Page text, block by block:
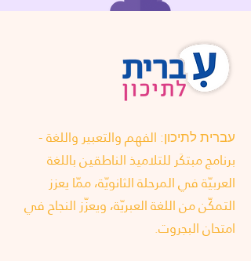
עברית לתיכון: الفهم والتعبير واللغة -
برنامج مبتكَر للتلاميذ الناطقين باللغة
العربيّة في المرحلة الثانويّة، ممّا يعزز
التمكّن من اللغة العبريّة، ويعزّز النجاح في
امتحان البجروت.